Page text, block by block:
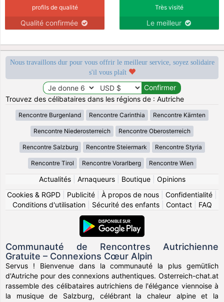
profils de qualité
Qualité confirmée
Très visité
Le meilleur
Nous travaillons dur pour vous offrir le meilleur service, soyez solidaire
s'il vous plaît
Trouvez des célibataires dans les régions de : Autriche
Rencontre Burgenland Rencontre Carinthia Rencontre Kärnten
Rencontre Niederosterreich Rencontre Oberosterreich
Rencontre Salzburg Rencontre Steiermark Rencontre Styria
Rencontre Tirol Rencontre Vorarlberg Rencontre Wien
Actualités| Arnaqueurs| Boutique| Opinions
Cookies & RGPD
Publicité À propos de nous Confidentialité
Conditions d'utilisation| Sécurité des enfants| Contact| FAQ
Communauté de Rencontres Autrichienne
Gratuite – Connexions Cœur Alpin
Servus ! Bienvenue dans la communauté la plus gemütlich
d'Autriche pour des connexions authentiques. Osterreich-chat.at
rassemble des célibataires autrichiens de l'élégance viennoise à
la musique de Salzburg, célébrant la chaleur alpine et la